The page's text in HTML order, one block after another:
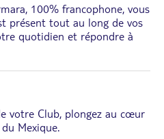
100% francophone, vous
présent tout au long de vos
quotidien et répondre à
votre Club, plongez au cœur
Mexique.